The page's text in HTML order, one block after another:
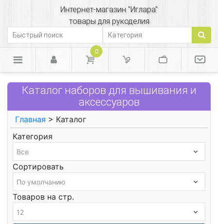
Интернет-магазин "Иглара"
товары для рукоделия
0
Каталог наборов для вышивания и
аксессуаров
Главная > Каталог
Категория
Сортировать
Товаров на стр.